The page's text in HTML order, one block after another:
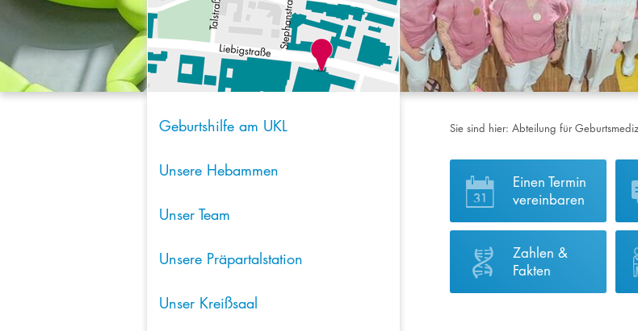
Geburtshilfe am UKL
Unsere Hebammen
Unser Team
Unsere Präpartalstation
Unser Kreißsaal
Sie sind hier:Abteilung für
Einen Termin
vereinbaren
Zahlen &
Fakten